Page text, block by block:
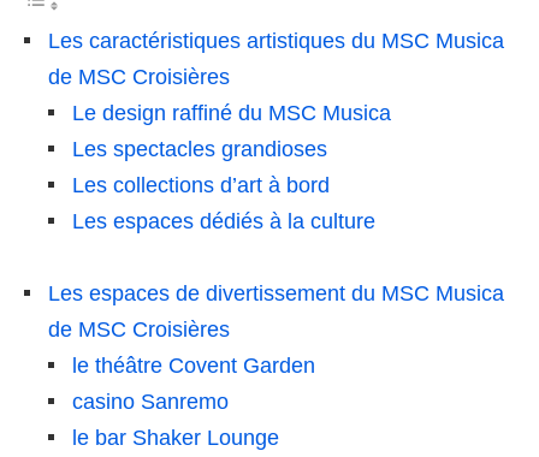
Les caractéristiques artistiques du MSC Musica
de MSC Croisières
Le design raffiné du MSC Musica
Les spectacles grandioses
Les collections d’art à bord
Les espaces dédiés à la culture
Les espaces de divertissement du MSC Musica
de MSC Croisières
le théâtre Covent Garden
casino Sanremo
le bar Shaker Lounge